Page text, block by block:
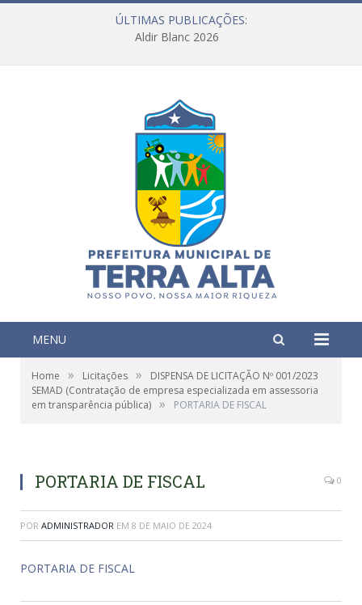
ÚLTIMAS PUBLICAÇÕES:
Aldir Blanc 2026
MENU
Home » Licitações »
DISPENSA DE LICITAÇÃO Nº 001/2023
SEMAD (Contratação de empresa especializada em assessoria
em transparência pública) » PORTARIA DE FISCAL
PORTARIA DE FISCAL 0
POR ADMINISTRADOR EM 8 DE MAIO DE 2024
PORTARIA DE FISCAL